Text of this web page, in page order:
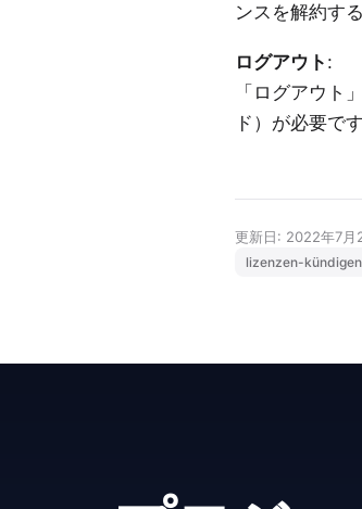
ンスを解約す
ログアウト :
「ログアウト
ド）が必要です
更新日: 2022年7月
lizenzen-kündigen